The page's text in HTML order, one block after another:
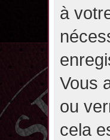
à
Vous
ou
cela